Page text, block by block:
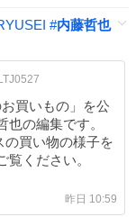
#内藤哲也
買いもの」を公
買い物の様子を
昨日 10:59